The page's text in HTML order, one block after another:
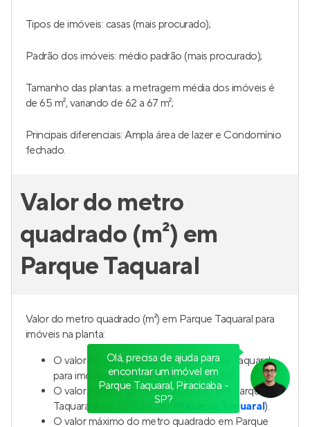
Tipos de imóveis: casas (mais procurado);
Padrão dos imóveis: médio padrão (mais procurado);
Tamanho das plantas: a metragem média dos imóveis é
de 65 m², variando de 62 a 67 m²;
Principais diferenciais: Ampla área de lazer e Condomínio
fechado.
Valor do metro
quadrado (m²) em
Parque Taquaral
Valor do metro quadrado (m²) em Parque Taquaral para
imóveis na planta:
O valor do metro quadrado em Parque Taquaral
para imóveis na planta é de R$ 6.529/m²
O valor mínimo do metro quadrado em Parque
Taquaral é de R$ 6.382/m² (
Reserva Taquaral).
O valor máximo do metro quadrado em Parque
Olá, precisa de ajuda para
encontrar um imóvel em
Parque Taquaral, Piracicaba -
SP?